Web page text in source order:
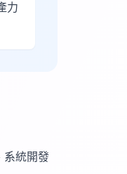
力
系統開發